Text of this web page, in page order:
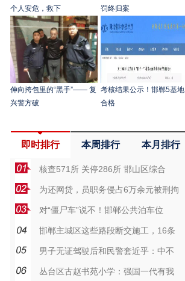
个人安危，救下
罚终归案
伸向挎包里的“黑手”—— 复
兴警方破
考核结果公示！邯郸5基地
合格
即时排行 本周排行 本月排行
核查571所 关停286所 邯山区综合
为还网贷，员职务侵占6万余元被刑拘
对“僵尸车”说不！邯郸公共泊车位
邯郸主城区这些路段断交施工，16条
男子无证驾驶后和民警套近乎：中不
丛台区古赵书苑小学：强国一代有我